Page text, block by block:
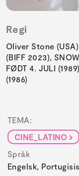
Regi
Oliver Stone
(BIFF 2023),
FØDT 4. JULI
(1986)
TEMA:
CINE_LATINO
Språk
Engelsk,